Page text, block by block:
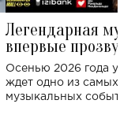
Легендарная
впервые
Украине: где
Осенью 2026 года
ждет одно из
музыкальных